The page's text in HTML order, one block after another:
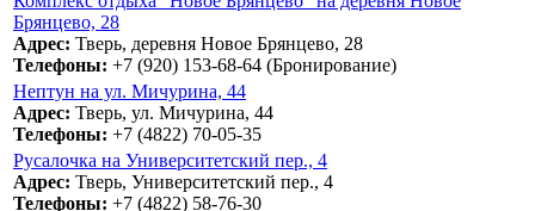
Брянцево, 28
Адрес: Тверь, деревня Новое Брянцево, 28
Телефоны: +7 (920) 153-68-64 (Бронирование)
Нептун на ул. Мичурина, 44
Адрес: Тверь, ул. Мичурина, 44
Телефоны: +7 (4822) 70-05-35
Русалочка на Университетский пер., 4
Адрес: Тверь, Университетский пер., 4
Телефоны: +7 (4822) 58-76-30